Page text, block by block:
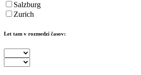
Salzburg
Zurich
Let tam v rozmedzí časov: